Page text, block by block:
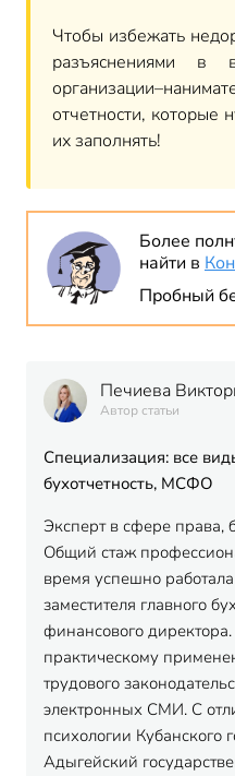
Чтобы избежать
разъяснениями в
отчетности, которые
их заполнять!
Более
найти в
Пробный
Печиева
Автор статьи
Специализация: все
бухотчетность, МСФО
Эксперт в сфере права,
Общий стаж
время успешно
заместителя главного
финансового
практическому
трудового
электронных СМИ. С
психологии Кубанского
Адыгейский